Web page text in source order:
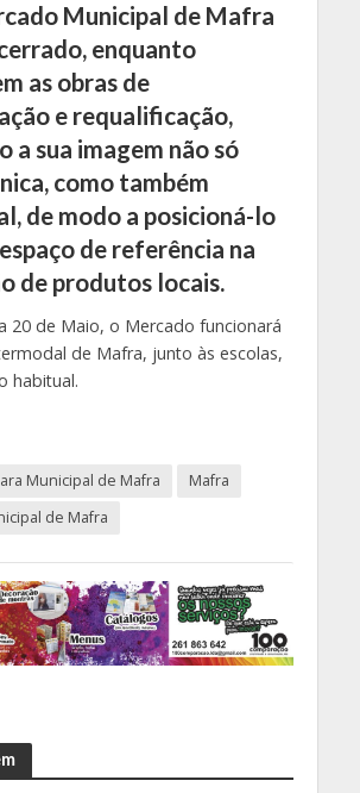
Municipal de Mafra
enquanto
as obras de
e requalificação,
a sua imagem não só
como também
de modo a posicioná-lo
de referência na
de produtos locais.
20 de Maio, o Mercado funcionará
de Mafra, junto às escolas,
habitual.
Municipal de Mafra
Mafra
de Mafra